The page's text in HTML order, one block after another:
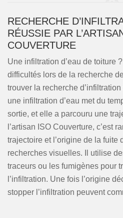
RECHERCHE
RÉUSSIE PAR
COUVERTURE
Une infiltration d’eau de toiture
difficultés lors de la recherche
trouver la recherche
une infiltration d’eau met du
sortie, et elle a parcouru une
l’artisan ISO Couverture, c’est
trajectoire et l’origine de la fuite
recherches visuelles. Il utilise
traceurs ou les fumigènes pour
l’infiltration. Une fois l’origine
stopper l’infiltration peuvent